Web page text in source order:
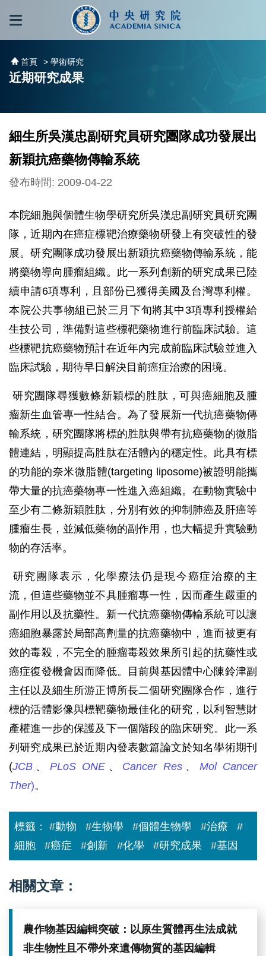
跳到主要內容區塊
首頁 > 學術研究
近期研究成果
細生所吳漢忠副研究員研究團隊成功發展出
新穎抗癌藥物傳輸系統
發布時間: 2009-04-22
本院細胞與個體生物學研究所吳漢忠副研究員研究團
隊，近期內在癌症標靶治療藥物研發上有突破性的發
展。研究團隊成功發展出新穎抗癌藥物傳輸系統，能
將藥物導向腫瘤組織。此一系列創新的研究成果已陸
續申請6項專利，且部份已獲得美國及台灣專利權。
本院公共事物組已於三月下旬將其中3項專利授權給
生技公司，準備對這些標靶藥物進行前臨床試驗。這
些標靶抗癌藥物預計在近年內完成前臨床試驗並進入
臨床試驗，期待早日解決目前癌症治療的困境。
研究團隊尋獲數條新穎標的胜肽，可與癌細胞及腫
瘤新生血管專一性結合。為了發展新一代抗癌藥物傳
輸系統，研究團隊將標的胜肽與帶有抗癌藥物的微脂
體連結，明顯提高胜肽在活體內的穩定性。此具有標
的功能的奈米微脂體(targeting liposome)被證明能攜
帶大量的抗癌藥物專一性進入癌組織。在動物實驗中
至少有二條新穎胜肽，分別有效的抑制肺癌及肝癌等
腫瘤生長，並減低藥物的副作用，也大幅提升實驗動
物的存活率。
研究團隊表示，化學療法仍是現今癌症治療的主
流，但這些藥物並不具腫瘤專一性，因而產生嚴重的
副作用以及抗藥性。新一代抗癌藥物傳輸系統可以讓
癌細胞暴露於局部高劑量的抗癌藥物中，進而被更有
效的毒殺，不完全的腫瘤毒殺效果所引起的抗藥性或
癌症復發機會因而降低。目前與基因體中心陳鈴津副
主任以及細生所游正博所長二個研究團隊合作，進行
標的活體影像與標靶藥物最佳化的研究，以利智慧財
產權進一步的保護及下一個階段的臨床研究。此一系
列研究成果已於近期內發表數篇論文於知名學術期刊
(JCB 、 PLoS ONE 、 Cancer Res、 Mol Cancer
Ther)。
標籤： #動物 #生物學 #個體生物學 #治療
#
細胞
#癌症 #創新 #化學 #研究成果 #基因
相關文章：
農作物基因編輯突破：以原生質體再生法成就
非生物性且不帶外來遺傳物質的基因編輯